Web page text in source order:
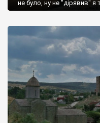
не було, ну не "дірявив" я